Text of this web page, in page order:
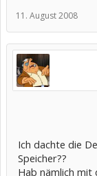
11. August 2008
Ich dachte die
Speicher??
Hab nämlich mit